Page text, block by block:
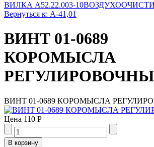
ВИЛКА А52.22.003-10
Вернуться к: А-41,01
ВИНТ 01-0689
КОРОМЫСЛА
ВИНТ 01-0689 КОРОМЫСЛА
Цена 110 Р